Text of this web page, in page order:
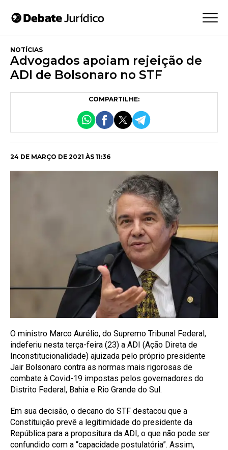
NOTÍCIAS
Advogados apoiam rejeição de
ADI de Bolsonaro no STF
COMPARTILHE:
24 DE MARÇO DE 2021 ÀS 11:36
O ministro Marco Aurélio, do Supremo Tribunal Federal,
indeferiu nesta terça-feira (23) a ADI (Ação Direta de
Inconstitucionalidade) ajuizada pelo próprio presidente
Jair Bolsonaro contra as normas mais rigorosas de
combate à Covid-19 impostas pelos governadores do
Distrito Federal, Bahia e Rio Grande do Sul.
Em sua decisão, o decano do STF destacou que a
Constituição prevê a legitimidade do presidente da
República para a propositura da ADI, o que não pode ser
confundido com a “capacidade postulatória”. Assim,